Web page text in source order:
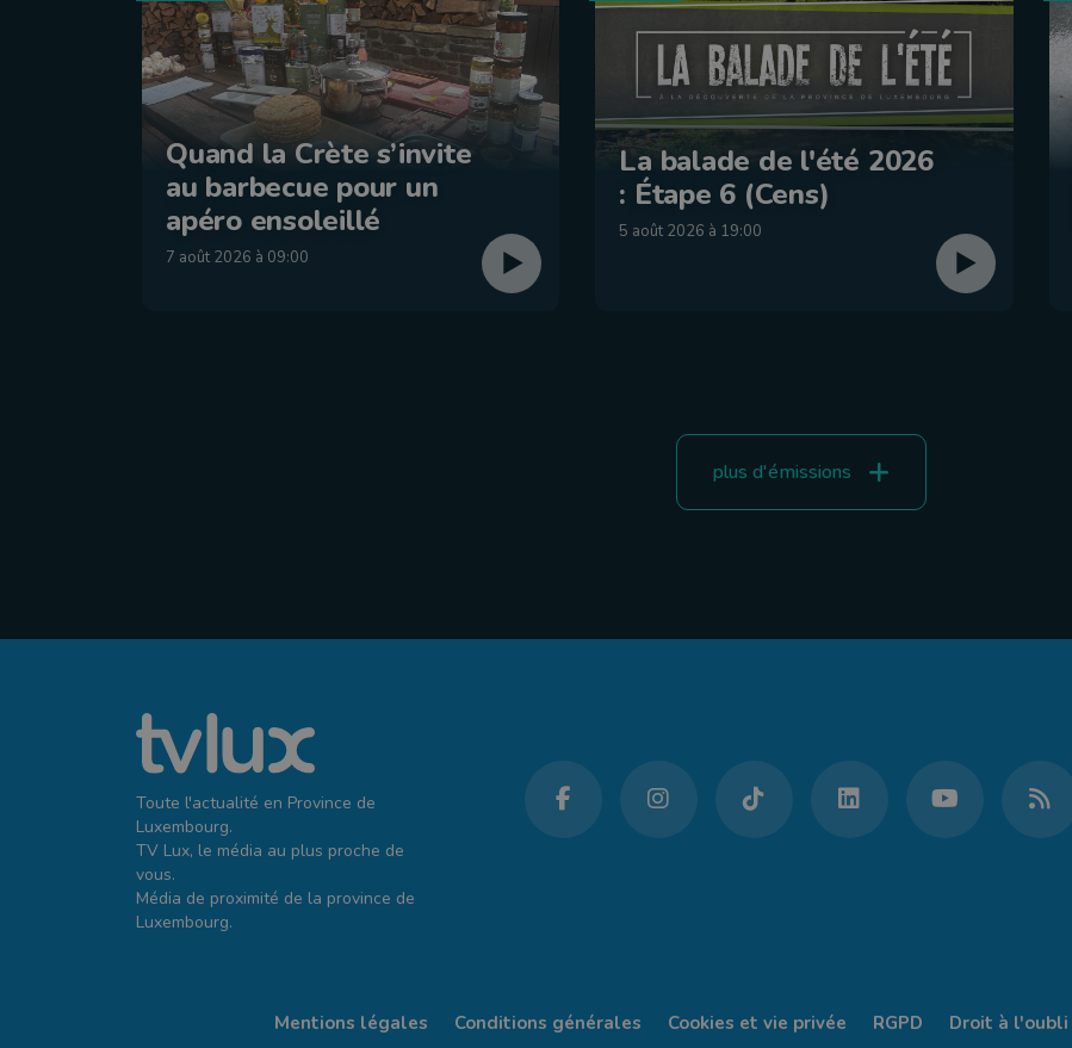
Quand la Crète s’invite
au barbecue pour un
apéro ensoleillé
7 août 2026 à 09:00
La balade de l'été 2026
: Étape 6 (Cens)
5 août 2026 à 19:00
plus d'émissions
Toute l'actualité en Province de
Luxembourg.
TV Lux, le média au plus proche de
vous.
Média de proximité de la province de
Luxembourg.
Mentions légales Conditions générales Cookies et vie privée RGPD Droit à l'oubli